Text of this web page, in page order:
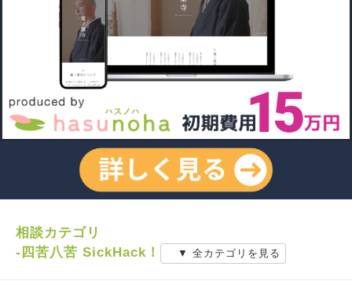
相談カテゴリ
-四苦八苦 SickHack！
▼ 全カテゴリを見る